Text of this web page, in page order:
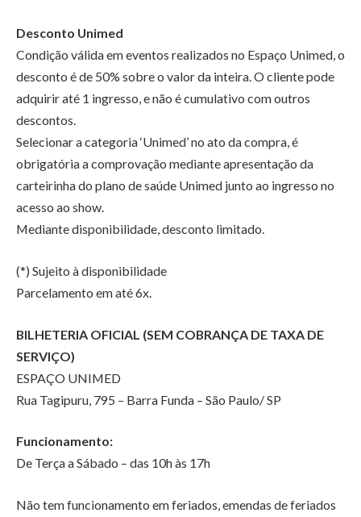
Desconto Unimed
Condição válida em eventos realizados no Espaço Unimed, o
desconto é de 50% sobre o valor da inteira. O cliente pode
adquirir até 1 ingresso, e não é cumulativo com outros
descontos.
Selecionar a categoria ‘Unimed’ no ato da compra, é
obrigatória a comprovação mediante apresentação da
carteirinha do plano de saúde Unimed junto ao ingresso no
acesso ao show.
Mediante disponibilidade, desconto limitado.
(*) Sujeito à disponibilidade
Parcelamento em até 6x.
BILHETERIA OFICIAL (SEM COBRANÇA DE TAXA DE
SERVIÇO)
ESPAÇO UNIMED
Rua Tagipuru, 795 – Barra Funda – São Paulo/ SP
Funcionamento:
De Terça a Sábado – das 10h às 17h
Não tem funcionamento em feriados, emendas de feriados